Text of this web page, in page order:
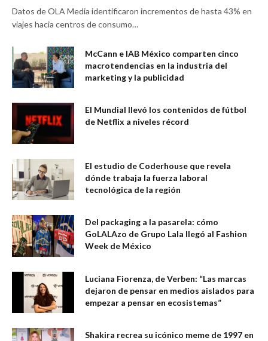
Datos de OLA Media identificaron incrementos de hasta 43% en
viajes hacia centros de consumo…
McCann e IAB México comparten cinco
macrotendencias en la industria del
marketing y la publicidad
El Mundial llevó los contenidos de fútbol
de Netflix a niveles récord
El estudio de Coderhouse que revela
dónde trabaja la fuerza laboral
tecnológica de la región
Del packaging a la pasarela: cómo
GoLALAzo de Grupo Lala llegó al Fashion
Week de México
Luciana Fiorenza, de Verben: “Las marcas
dejaron de pensar en medios aislados para
empezar a pensar en ecosistemas”
Shakira recrea su icónico meme de 1997 en